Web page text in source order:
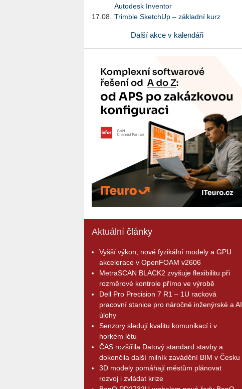
Autodesk Inventor
17.08.
Trimble SketchUp – základní kurz
Další akce v kalendáři
Aktuální články
Vyšší výkon, nové fyzikální modely a GPU
akcelerace v OpenFOAM v2606
MetraSCAN BLACK2 zvyšuje flexibilitu při
rozměrové kontrole přímo ve výrobě
Dell Pro Precision 7 R1 – 1U racková
pracovní stanice pro náročné inženýrské a AI
úlohy
Senzory sledují kvalitu komunikací i v
horkém létu
ČAS rozšířila Datový standard stavby a
dokončila další milník zavádění BIM v Česku
3D modely pomáhají městům plánovat
rozvoj i zvládat krize